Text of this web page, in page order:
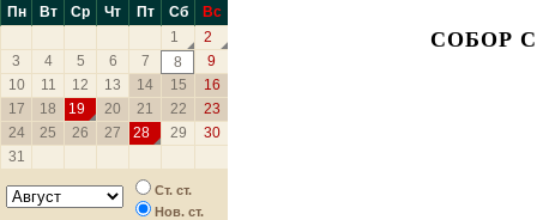
Пн Вт Ср Чт Пт Сб
Вс
1
2
3
4 5 6 7 8
9
10
11 12 13 14 15
16
17
18 19 20 21 22
23
24
25 26 27 28 29
30
31
Ст. ст.
Нов. ст.
СОБОР